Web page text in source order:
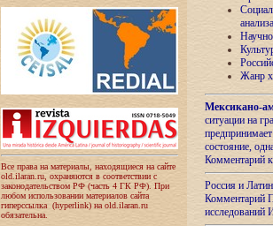
Все права на материалы, находящиеся на сайте
old.ilaran.ru, охраняются в соответствии с
законодательством РФ (часть 4 ГК РФ). При
любом использовании материалов сайта
гиперссылка (hyperlink) на old.ilaran.ru
обязательна.
анализа
Жанр
Мексикано-
ситуации на
состояние,
Комментарий
Россия и
Комментарий